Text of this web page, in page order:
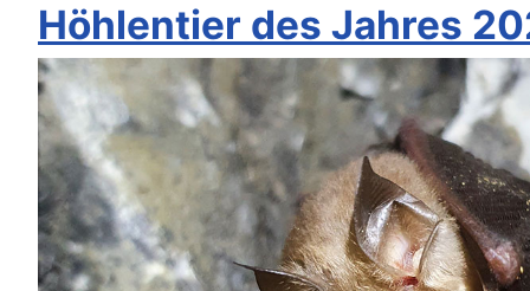
Höhlentier des Jahres